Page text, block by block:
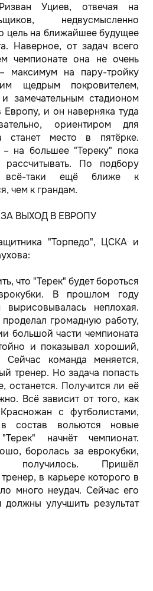
Уциев, отвечая на
недвусмысленно
цель на ближайшее будущее
Наверное, от задач всего
чемпионате она не очень
максимум на пару-тройку
щедрым покровителем,
замечательным стадионом
и он наверняка туда
ориентиром для
станет место в пятёрке.
на большее "Тереку" пока
По подбору
всё-таки ещё ближе к
чем к грандам.
ВЫХОД В ЕВРОПУ
"Торпедо", ЦСКА и
что "Терек" будет бороться
В прошлом году
неплохая.
громадную работу,
большой части чемпионата
и показывал хороший,
Сейчас команда меняется,
тренер. Но задача попасть
останется. Получится ли её
Всё зависит от того, как
с футболистами,
состав вольются новые
начнёт чемпионат.
боролась за еврокубки,
Пришёл
в карьере которого в
много неудач. Сейчас его
улучшить результат